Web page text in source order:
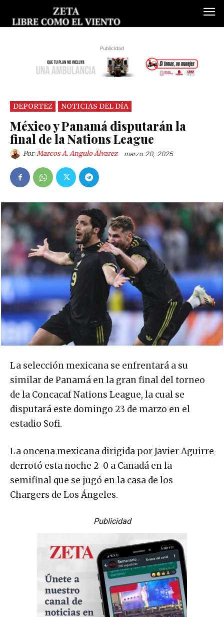
Publicidad
DEPORTEZ NOTICIAS DEL DÍA
México y Panamá disputarán la
final de la Nations League
Por Marcos A. Angulo Álvarez marzo 20, 2025
La selección mexicana se enfrentará a su
similar de Panamá en la gran final del torneo
de la Concacaf Nations League, la cual se
disputará este domingo 23 de marzo en el
estadio Sofi.
La oncena mexicana dirigida por Javier Aguirre
derrotó esta noche 2-0 a Canadá en la
semifinal que se jugó en la casa de los
Chargers de Los Ángeles.
Publicidad